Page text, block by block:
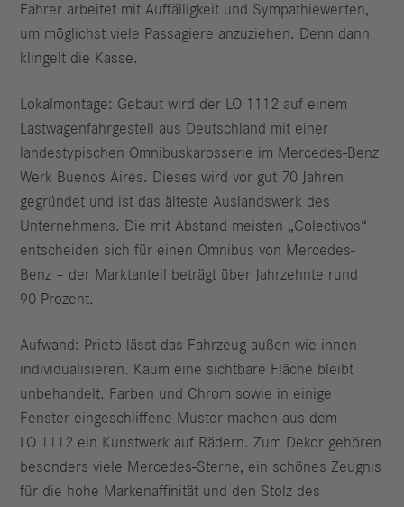
Fahrer arbeitet mit Auffälligkeit und Sympathiewerten,
um möglichst viele Passagiere anzuziehen. Denn dann
klingelt die Kasse.
Lokalmontage: Gebaut wird der LO 1112 auf einem
Lastwagenfahrgestell aus Deutschland mit einer
landestypischen Omnibuskarosserie im Mercedes-Benz
Werk Buenos Aires. Dieses wird vor gut 70 Jahren
gegründet und ist das älteste Auslandswerk des
Unternehmens. Die mit Abstand meisten „Colectivos“
entscheiden sich für einen Omnibus von Mercedes-
Benz – der Marktanteil beträgt über Jahrzehnte rund
90 Prozent.
Aufwand: Prieto lässt das Fahrzeug außen wie innen
individualisieren. Kaum eine sichtbare Fläche bleibt
unbehandelt. Farben und Chrom sowie in einige
Fenster eingeschliffene Muster machen aus dem
LO 1112 ein Kunstwerk auf Rädern. Zum Dekor gehören
besonders viele Mercedes-Sterne, ein schönes Zeugnis
für die hohe Markenaffinität und den Stolz des